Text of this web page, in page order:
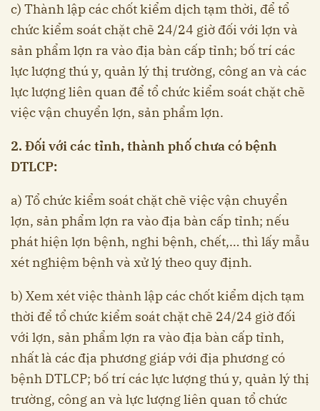
c) Thành lập các chốt kiểm dịch tạm thời, để tổ
chức kiểm soát chặt chẽ 24/24 giờ đối với lợn và
sản phẩm lợn ra vào địa bàn cấp tỉnh; bố trí các
lực lượng thú y, quản lý thị trường, công an và các
lực lượng liên quan để tổ chức kiểm soát chặt chẽ
việc vận chuyển lợn, sản phẩm lợn.
2. Đối với các tỉnh, thành phố chưa có bệnh
DTLCP:
a) Tổ chức kiểm soát chặt chẽ việc vận chuyển
lợn, sản phẩm lợn ra vào địa bàn cấp tỉnh; nếu
phát hiện lợn bệnh, nghi bệnh, chết,… thì lấy mẫu
xét nghiệm bệnh và xử lý theo quy định.
b) Xem xét việc thành lập các chốt kiểm dịch tạm
thời để tổ chức kiểm soát chặt chẽ 24/24 giờ đối
với lợn, sản phẩm lợn ra vào địa bàn cấp tỉnh,
nhất là các địa phương giáp với địa phương có
bệnh DTLCP; bố trí các lực lượng thú y, quản lý thị
trường, công an và lực lượng liên quan tổ chức